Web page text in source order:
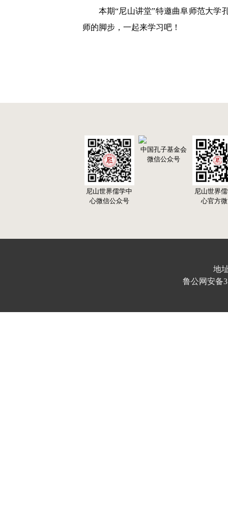
本期“尼山讲堂”特邀曲阜师范大学
师的脚步，一起来学习吧！
尼山世界儒学中
心微信公众号
中国孔子基金会
微信公众号
尼山世界
心官方
地
鲁公网安备